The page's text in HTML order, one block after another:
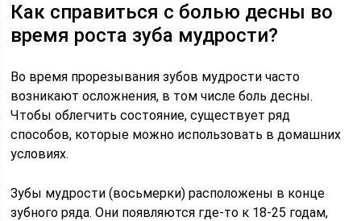
Как справиться с болью десны во
время роста зуба мудрости?
Во время прорезывания зубов мудрости часто
возникают осложнения, в том числе боль десны.
Чтобы облегчить состояние, существует ряд
способов, которые можно использовать в домашних
условиях.
Зубы мудрости (восьмерки) расположены в конце
зубного ряда. Они появляются где-то к 18-25 годам,